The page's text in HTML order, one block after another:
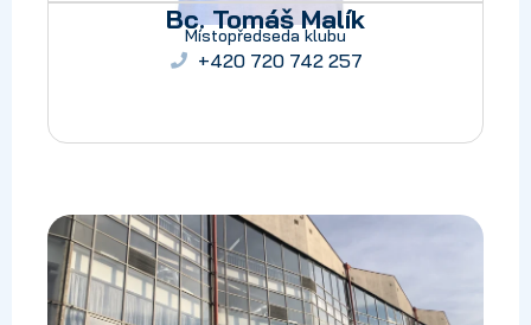
Bc. Tomáš Malík
Místopředseda klubu
+420 720 742 257